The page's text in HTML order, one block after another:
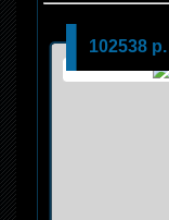
102538 р.